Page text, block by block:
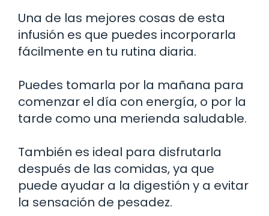
Una de las mejores cosas de esta
infusión es que puedes incorporarla
fácilmente en tu rutina diaria.
Puedes tomarla por la mañana para
comenzar el día con energía, o por la
tarde como una merienda saludable.
También es ideal para disfrutarla
después de las comidas, ya que
puede ayudar a la digestión y a evitar
la sensación de pesadez.